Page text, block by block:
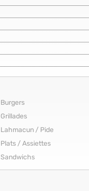
Burgers
Grillades
Lahmacun / Pide
Plats / Assiettes
Sandwichs